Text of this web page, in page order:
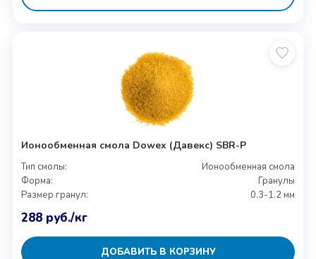
Ионообменная смола Dowex (Давекс) SBR-P
Тип смолы:
Ионообменная смола
Форма:
Гранулы
Размер гранул:
0.3-1.2 мм
288 руб./кг
ДОБАВИТЬ В КОРЗИНУ